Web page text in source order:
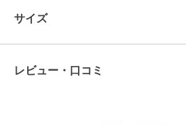
・レギュラーフィット
・合成アッパー
・コンタクト部分の「グリッピー」EVAア
サイズ
レビュー・口コミ